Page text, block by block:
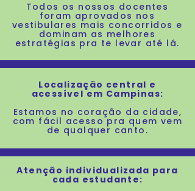
Todos os nossos docentes
foram aprovados nos
vestibulares mais concorridos e
dominam as melhores
estratégias pra te levar até lá.
Localização central e
acessível em Campinas:
Estamos no coração da cidade,
com fácil acesso pra quem vem
de qualquer canto.
Atenção individualizada para
cada estudante: